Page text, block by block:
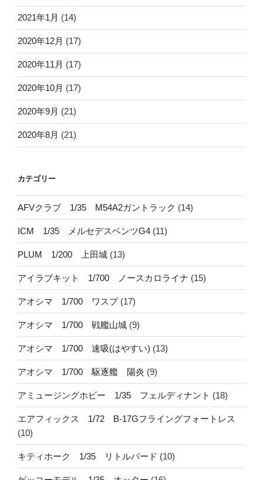
2021年1月 (14)
2020年12月 (17)
2020年11月 (17)
2020年10月 (17)
2020年9月 (21)
2020年8月 (21)
カテゴリー
AFVクラブ 1/35 M54A2ガントラック (14)
ICM 1/35 メルセデスベンツG4 (11)
PLUM 1/200 上田城 (13)
アイラブキット 1/700 ノースカロライナ (15)
アオシマ 1/700 ワスプ(17)
アオシマ 1/700 戦艦山城 (9)
アオシマ 1/700 速吸(はやすい) (13)
アオシマ 1/700 駆逐艦 陽炎 (9)
アミュージングホビー 1/35 フェルディナント (18)
エアフィックス 1/72 B-17Gフライングフォートレス
(10)
キティホーク 1/35 リトルバード (10)